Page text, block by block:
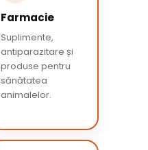
Farmacie
Suplimente,
antiparazitare și
produse pentru
sănătatea
animalelor.